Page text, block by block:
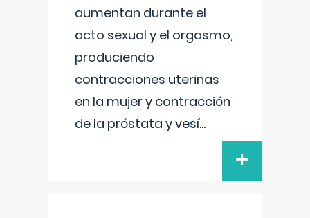
aumentan durante el
acto sexual y el orgasmo,
produciendo
contracciones uterinas
en la mujer y contracción
de la próstata y vesí...
+